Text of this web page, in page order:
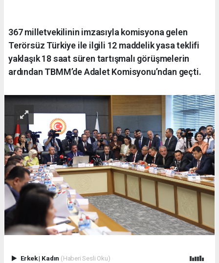
367 milletvekilinin imzasıyla komisyona gelen
Terörsüz Türkiye ile ilgili 12 maddelik yasa teklifi
yaklaşık 18 saat süren tartışmalı görüşmelerin
ardından TBMM’de Adalet Komisyonu’ndan geçti.
Erkek| Kadın (Haberi Sesli Oku)